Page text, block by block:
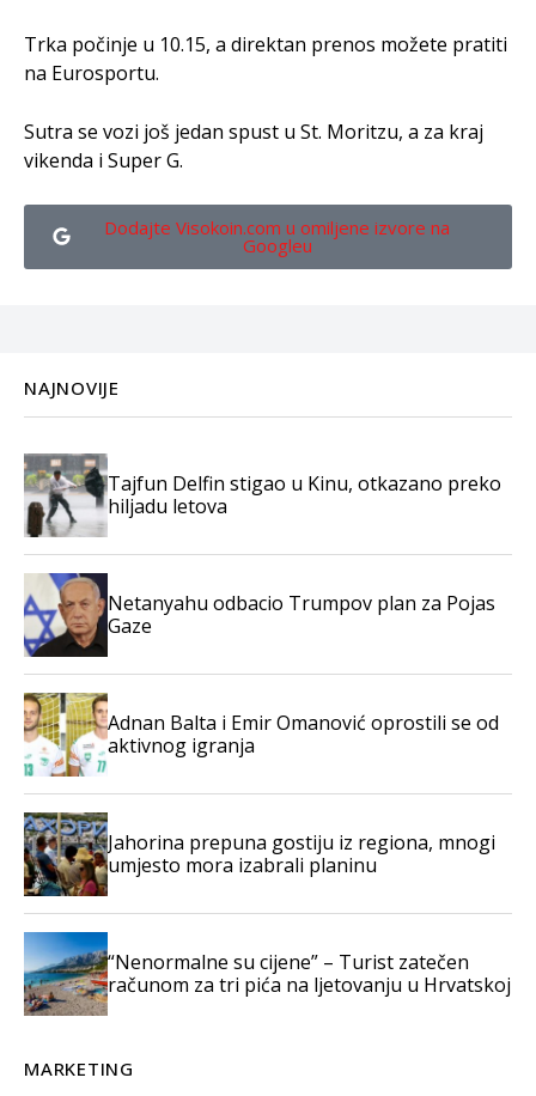
Trka počinje u 10.15, a direktan prenos možete pratiti
na Eurosportu.
Sutra se vozi još jedan spust u St. Moritzu, a za kraj
vikenda i Super G.
Dodajte Visokoin.com u omiljene izvore na
Googleu
NAJNOVIJE
Tajfun Delfin stigao u Kinu, otkazano preko
hiljadu letova
Netanyahu odbacio Trumpov plan za Pojas
Gaze
Adnan Balta i Emir Omanović oprostili se od
aktivnog igranja
Jahorina prepuna gostiju iz regiona, mnogi
umjesto mora izabrali planinu
“Nenormalne su cijene” – Turist zatečen
računom za tri pića na ljetovanju u Hrvatskoj
MARKETING